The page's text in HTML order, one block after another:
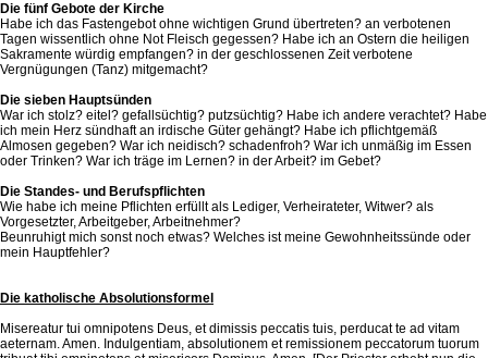
Die fünf Gebote der Kirche
Habe ich das Fastengebot ohne wichtigen Grund übertreten? an verbotenen
Tagen wissentlich ohne Not Fleisch gegessen? Habe ich an Ostern die heiligen
Sakramente würdig empfangen? in der geschlossenen Zeit verbotene
Vergnügungen (Tanz) mitgemacht?
Die sieben Hauptsünden
War ich stolz? eitel? gefallsüchtig? putzsüchtig? Habe ich andere verachtet? Habe
ich mein Herz sündhaft an irdische Güter gehängt? Habe ich pflichtgemäß
Almosen gegeben? War ich neidisch? schadenfroh? War ich unmäßig im Essen
oder Trinken? War ich träge im Lernen? in der Arbeit? im Gebet?
Die Standes- und Berufspflichten
Wie habe ich meine Pflichten erfüllt als Lediger, Verheirateter, Witwer? als
Vorgesetzter, Arbeitgeber, Arbeitnehmer?
Beunruhigt mich sonst noch etwas? Welches ist meine Gewohnheitssünde oder
mein Hauptfehler?
Die katholische Absolutionsformel
Misereatur tui omnipotens Deus, et dimissis peccatis tuis, perducat te ad vitam
aeternam. Amen. Indulgentiam, absolutionem et remissionem peccatorum tuorum